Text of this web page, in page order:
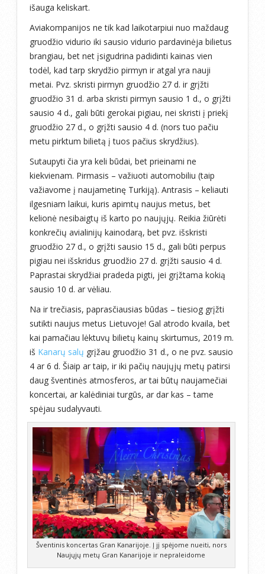
išauga keliskart.
Aviakompanijos ne tik kad laikotarpiui nuo maždaug
gruodžio vidurio iki sausio vidurio pardavinėja bilietus
brangiau, bet net įsigudrina padidinti kainas vien
todėl, kad tarp skrydžio pirmyn ir atgal yra nauji
metai. Pvz. skristi pirmyn gruodžio 27 d. ir grįžti
gruodžio 31 d. arba skristi pirmyn sausio 1 d., o grįžti
sausio 4 d., gali būti gerokai pigiau, nei skristi į priekį
gruodžio 27 d., o grįžti sausio 4 d. (nors tuo pačiu
metu pirktum bilietą į tuos pačius skrydžius).
Sutaupyti čia yra keli būdai, bet prieinami ne
kiekvienam. Pirmasis – važiuoti automobiliu (taip
važiavome į naujametinę Turkiją). Antrasis – keliauti
ilgesniam laikui, kuris apimtų naujus metus, bet
kelionė nesibaigtų iš karto po naujųjų. Reikia žiūrėti
konkrečių avialinijų kainodarą, bet pvz. išskristi
gruodžio 27 d., o grįžti sausio 15 d., gali būti perpus
pigiau nei išskridus gruodžio 27 d. grįžti sausio 4 d.
Paprastai skrydžiai pradeda pigti, jei grįžtama kokią
sausio 10 d. ar vėliau.
Na ir trečiasis, paprasčiausias būdas – tiesiog grįžti
sutikti naujus metus Lietuvoje! Gal atrodo kvaila, bet
kai pamačiau lėktuvų bilietų kainų skirtumus, 2019 m.
iš Kanarų salų grįžau gruodžio 31 d., o ne pvz. sausio
4 ar 6 d. Šiaip ar taip, ir iki pačių naujųjų metų patirsi
daug šventinės atmosferos, ar tai būtų naujamečiai
koncertai, ar kalėdiniai turgūs, ar dar kas – tame
spėjau sudalyvauti.
Šventinis koncertas Gran Kanarijoje. Į jį spėjome nueiti, nors
Naujųjų metų Gran Kanarijoje ir nepraleidome